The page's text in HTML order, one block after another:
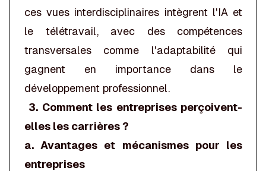
ces vues interdisciplinaires intègrent l'IA et
le télétravail, avec des compétences
transversales comme l'adaptabilité qui
gagnent en importance dans le
développement professionnel.
3. Comment les entreprises perçoivent-
elles les carrières ?
a. Avantages et mécanismes pour les
entreprises